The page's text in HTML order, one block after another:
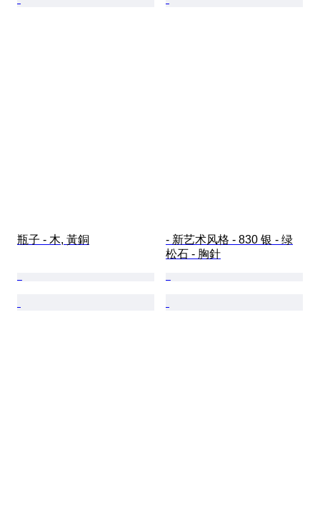
瓶子 - 木, 黃銅
- 新艺术风格 - 830 银 - 绿
松石 - 胸針